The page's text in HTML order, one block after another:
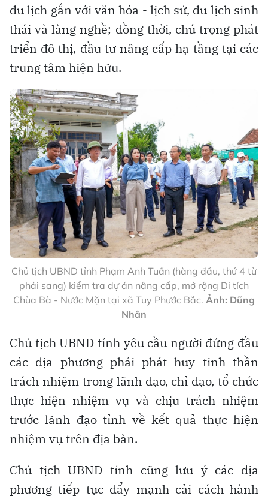
du lịch gắn với văn hóa - lịch sử, du lịch sinh
thái và làng nghề; đồng thời, chú trọng phát
triển đô thị, đầu tư nâng cấp hạ tầng tại các
trung tâm hiện hữu.
Chủ tịch UBND tỉnh Phạm Anh Tuấn (hàng đầu, thứ 4 từ
phải sang) kiểm tra dự án nâng cấp, mở rộng Di tích
Chùa Bà - Nước Mặn tại xã Tuy Phước Bắc. Ảnh: Dũng
Nhân
Chủ tịch UBND tỉnh yêu cầu người đứng đầu
các địa phương phải phát huy tinh thần
trách nhiệm trong lãnh đạo, chỉ đạo, tổ chức
thực hiện nhiệm vụ và chịu trách nhiệm
trước lãnh đạo tỉnh về kết quả thực hiện
nhiệm vụ trên địa bàn.
Chủ tịch UBND tỉnh cũng lưu ý các địa
phương tiếp tục đẩy mạnh cải cách hành